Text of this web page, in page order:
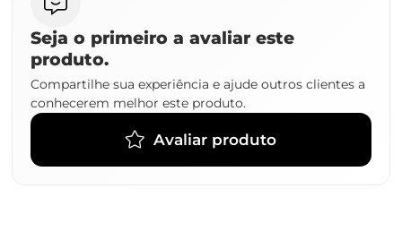
Seja o primeiro a avaliar este
produto.
Compartilhe sua experiência e ajude outros clientes a
conhecerem melhor este produto.
Avaliar produto